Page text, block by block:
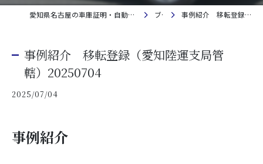
愛知県名古屋の車庫証明・自動車登録なら行政書士法人Alphact｜相談料金無料 ブログ 事例紹介 移転登録（愛知陸運支局管轄）20250704
事例紹介 移転登録（愛知陸運支局管
轄）20250704
2025/07/04
事例紹介